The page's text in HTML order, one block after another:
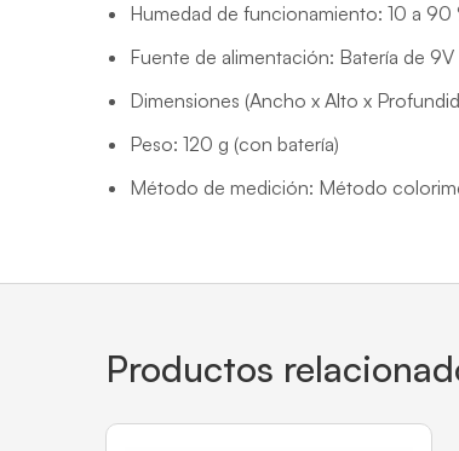
Humedad de funcionamiento: 10 a 90
Fuente de alimentación: Batería de 9V
Dimensiones (Ancho x Alto x
Peso: 120 g (con batería)
Método de medición: Método
Productos